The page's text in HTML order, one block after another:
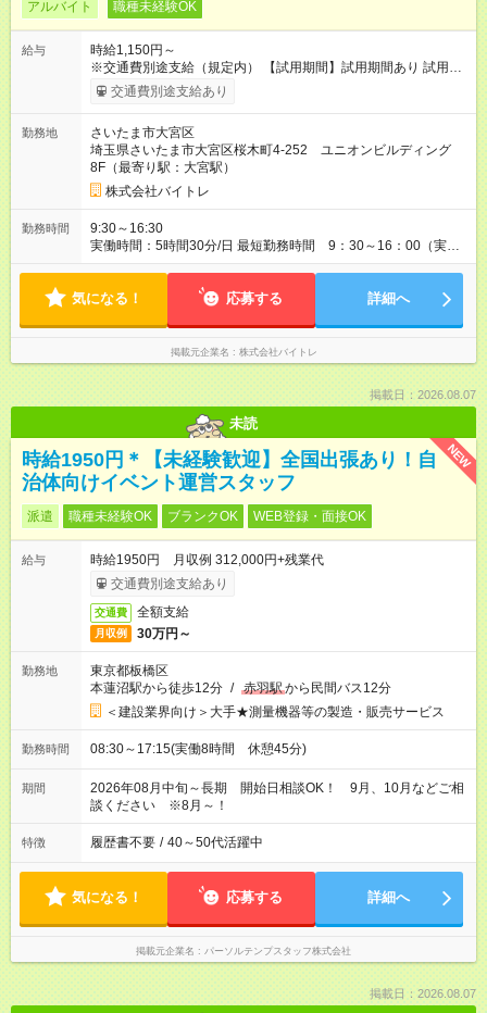
アルバイト 職種未経験OK
給与
時給1,150円～
※交通費別途支給（規定内） 【試用期間】試用期間あり 試用期
間の長さ：2ヶ月 雇用形態、給与は本採用時と同じです。
交通費別途支給あり
勤務地
さいたま市大宮区
埼玉県さいたま市大宮区桜木町4-252 ユニオンビルディング
8F（最寄り駅：大宮駅）
株式会社バイトレ
勤務時間
9:30～16:30
実働時間：5時間30分/日 最短勤務時間 9：30～16：00（実働
5.5時間） 9：30～16：30（実働6時間）、9：30～17：00（実
気になる！ 応募する 詳細へ
掲載元企業名 株式会社バイトレ
掲載日：2026.08.07
未読
NEW
時給1950円＊【未経験歓迎】全国出張あり！自
治体向けイベント運営スタッフ
派遣 職種未経験OK ブランクOK WEB登録・面接OK
給与
時給1950円 月収例 312,000円+残業代
交通費別途支給あり
交通費 全額支給
月収例 30万円～
勤務地
東京都板橋区
本蓮沼駅から徒歩12分 / 赤羽駅から民間バス12分
＜建設業界向け＞大手★測量機器等の製造・販売サービス
勤務時間 08:30～17:15(実働8時間 休憩45分)
期間
2026年08月中旬～長期 開始日相談OK！ 9月、10月などご相
談ください ※8月～！
特徴 履歴書不要 / 40～50代活躍中
気になる！ 応募する 詳細へ
掲載元企業名 パーソルテンプスタッフ株式会社
掲載日：2026.08.07